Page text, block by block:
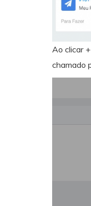
Ao clicar
chamado